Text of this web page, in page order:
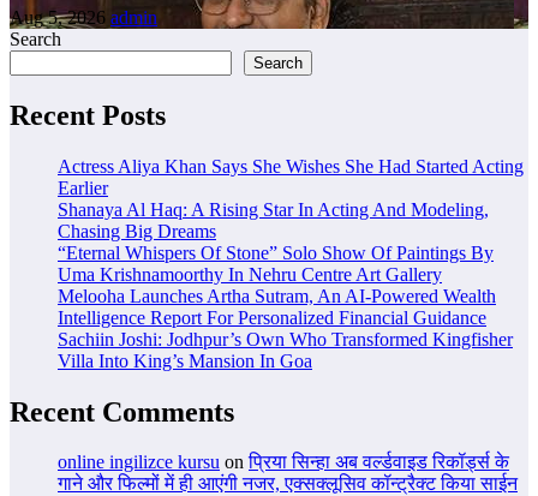
Aug 5, 2026 admin
Search
Search
Recent Posts
Actress Aliya Khan Says She Wishes She Had Started Acting
Earlier
Shanaya Al Haq: A Rising Star In Acting And Modeling,
Chasing Big Dreams
“Eternal Whispers Of Stone” Solo Show Of Paintings By
Uma Krishnamoorthy In Nehru Centre Art Gallery
Melooha Launches Artha Sutram, An AI-Powered Wealth
Intelligence Report For Personalized Financial Guidance
Sachiin Joshi: Jodhpur’s Own Who Transformed Kingfisher
Villa Into King’s Mansion In Goa
Recent Comments
online ingilizce kursu onप्रिया सिन्हा अब वर्ल्डवाइड रिकॉर्ड्स के
गाने और फिल्मों में ही आएंगी नजर, एक्सक्लूसिव कॉन्ट्रैक्ट किया साईन